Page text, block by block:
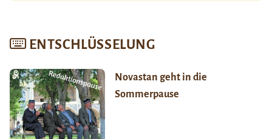
ENTSCHLÜSSELUNG
Novastan geht in die
Sommerpause